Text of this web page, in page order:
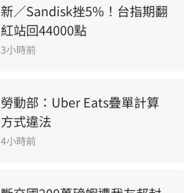
新／Sandisk挫5%！台指期翻
紅站回44000點
3小時前
勞動部：Uber Eats疊單計算
方式違法
4小時前